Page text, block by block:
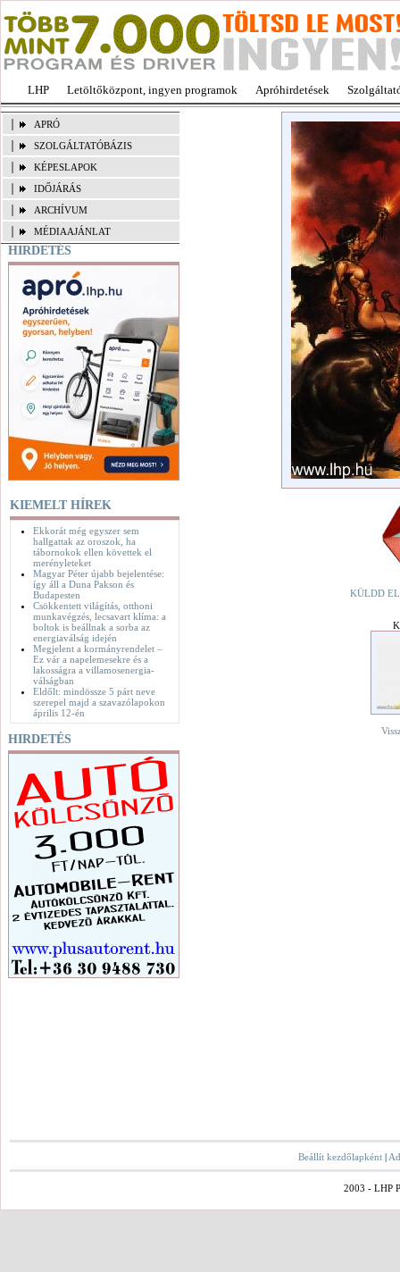
LHP Letöltőközpont, ingyen programok Apróhirdetések
APRÓ
SZOLGÁLTATÓBÁZIS
KÉPESLAPOK
IDŐJÁRÁS
ARCHÍVUM
MÉDIAAJÁNLAT
HIRDETÉS
KIEMELT HÍREK
Ekkorát még egyszer sem
hallgattak az oroszok, ha
tábornokok ellen követtek el
merényleteket
Magyar Péter újabb bejelentése:
így áll a Duna Pakson és
Budapesten
Csökkentett világítás, otthoni
munkavégzés, lecsavart klíma: a
boltok is beállnak a sorba az
energiaválság idején
Megjelent a kormányrendelet –
Ez vár a napelemesekre és a
lakosságra a villamosenergia-
válságban
Eldőlt: mindössze 5 párt neve
szerepel majd a szavazólapokon
április 12-én
HIRDETÉS
KÜLDD
Beállít kezdőlapként |
2003 - LHP